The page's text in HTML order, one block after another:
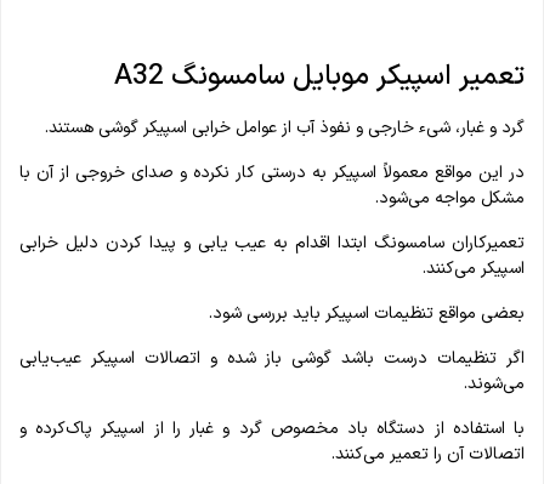
تعمیر اسپیکر موبایل سامسونگ A32
گرد و غبار، شی‌ء خارجی و نفوذ آب از عوامل خرابی اسپیکر گوشی هستند.
در این مواقع معمولاً اسپیکر به‌ درستی کار نکرده و صدای خروجی از آن با
مشکل مواجه می‌شود.
تعمیرکاران سامسونگ ابتدا اقدام به عیب‌ یابی و پیدا کردن دلیل خرابی
اسپیکر می‌کنند.
بعضی مواقع تنظیمات اسپیکر باید بررسی شود.
اگر تنظیمات درست باشد گوشی باز شده و اتصالات اسپیکر عیب‌یابی
می‌شوند.
با استفاده از دستگاه باد مخصوص گرد و غبار را از اسپیکر پاک‌کرده و
اتصالات آن را تعمیر می‌کنند.